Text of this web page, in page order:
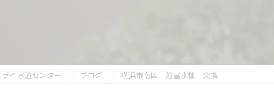
イ水道センター ブログ 横浜市南区 浴室水栓 交換